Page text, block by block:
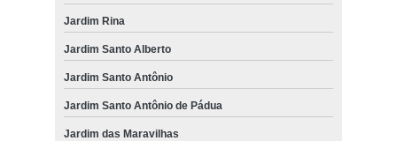
Jardim Rina
Jardim Santo Alberto
Jardim Santo Antônio
Jardim Santo Antônio de Pádua
Jardim das Maravilhas